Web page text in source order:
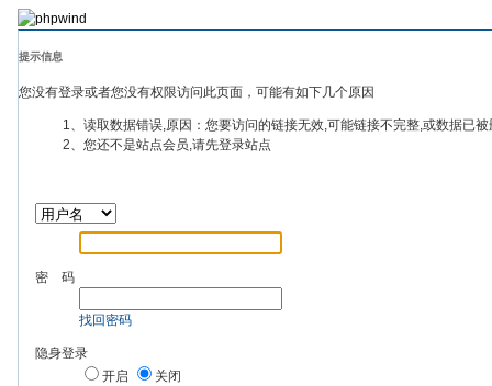
提示信息
您没有登录或者您没有权限访问此页面，可能有如下几个原因
1、读取数据错误,原因：您要访问的链接无效,可能链接不完整,或数据已
2、您还不是站点会员,请先登录站点
密 码
找回密码
隐身登录
开启
关闭